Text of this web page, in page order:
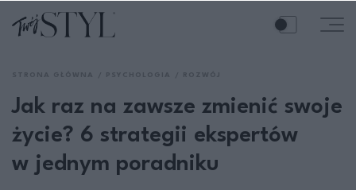
Jak raz na zawsze zmienić swoje
życie? 6 strategii ekspertów
w jednym poradniku